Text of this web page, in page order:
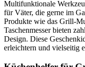
Multifunktionale
für Väter, die gerne im
Produkte wie das Grill-
Taschenmesser bieten
Design. Diese
erleichtern und vielseitig